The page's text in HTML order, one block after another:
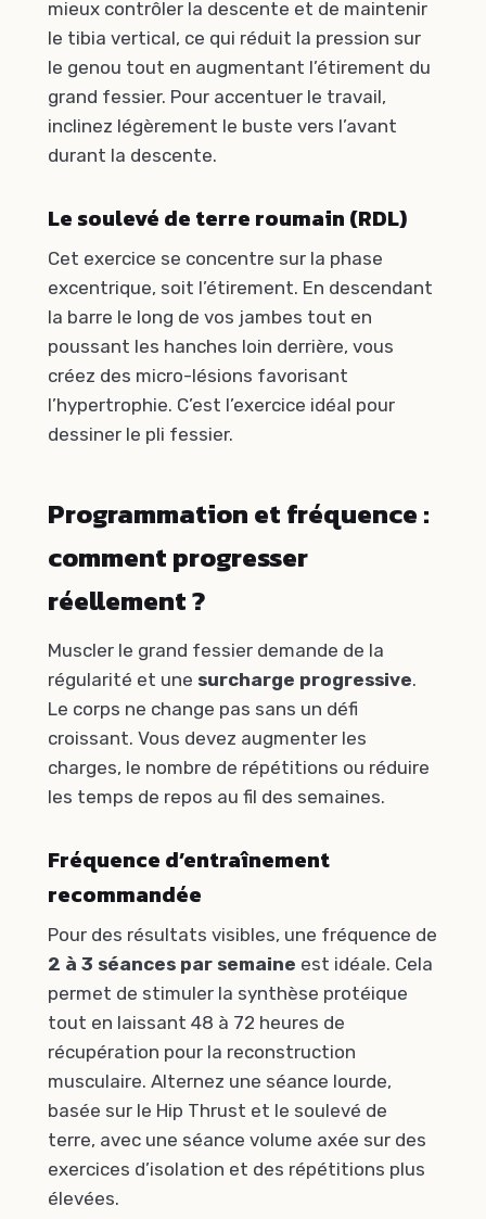
mieux contrôler la descente et de maintenir
le tibia vertical, ce qui réduit la pression sur
le genou tout en augmentant l’étirement du
grand fessier. Pour accentuer le travail,
inclinez légèrement le buste vers l’avant
durant la descente.
Le soulevé de terre roumain (RDL)
Cet exercice se concentre sur la phase
excentrique, soit l’étirement. En descendant
la barre le long de vos jambes tout en
poussant les hanches loin derrière, vous
créez des micro-lésions favorisant
l’hypertrophie. C’est l’exercice idéal pour
dessiner le pli fessier.
Programmation et fréquence :
comment progresser
réellement ?
Muscler le grand fessier demande de la
régularité et une surcharge progressive.
Le corps ne change pas sans un défi
croissant. Vous devez augmenter les
charges, le nombre de répétitions ou réduire
les temps de repos au fil des semaines.
Fréquence d’entraînement
recommandée
Pour des résultats visibles, une fréquence de
2 à 3 séances par semaine est idéale. Cela
permet de stimuler la synthèse protéique
tout en laissant 48 à 72 heures de
récupération pour la reconstruction
musculaire. Alternez une séance lourde,
basée sur le Hip Thrust et le soulevé de
terre, avec une séance volume axée sur des
exercices d’isolation et des répétitions plus
élevées.